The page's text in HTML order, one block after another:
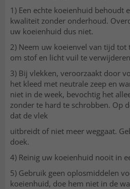
1) Een echte koeienhuid behoudt
kwaliteit zonder onderhoud.
uw koeienhuid dus niet.
2) Neem uw koeienvel van tijd
om stof en licht vuil te
3) Bij vlekken, veroorzaakt door
het kleed met neutrale zeep en
niet in de week, bevochtig het
zonder te hard te schrobben. Op
dat de vlek
uitbreidt of niet meer weggaat.
doek.
4) Reinig uw koeienhuid nooit in
5) Gebruik geen oplosmiddelen
koeienhuid, doe hem niet in de